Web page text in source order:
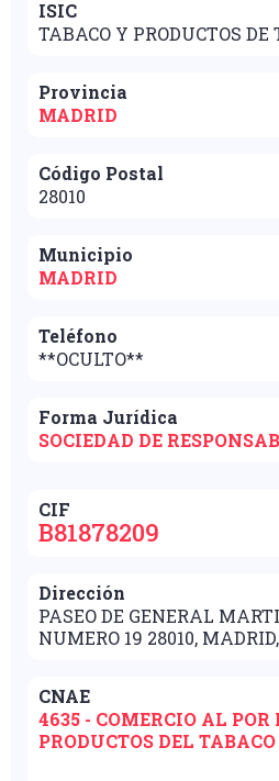
ISIC
TABACO Y PRODUCTOS DE
Provincia
MADRID
Código Postal
28010
Municipio
MADRID
Teléfono
**OCULTO**
Forma Jurídica
SOCIEDAD DE
CIF
B81878209
Dirección
PASEO DE GENERAL
NUMERO 19 28010,
CNAE
4635 - COMERCIO AL POR
PRODUCTOS DEL TABACO